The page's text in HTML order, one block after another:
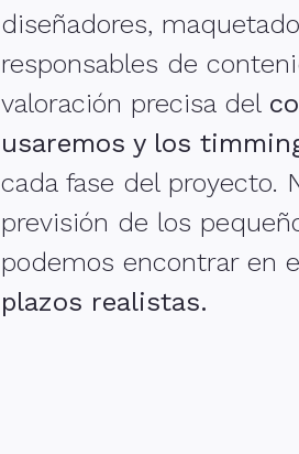
diseñadores,
responsables de
valoración precisa del
usaremos y los
cada fase del proyecto.
previsión de los
podemos encontrar en
plazos realistas.